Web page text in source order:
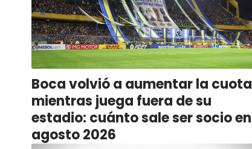
Boca volvió a aumentar la cuota
mientras juega fuera de su
estadio: cuánto sale ser socio en
agosto 2026